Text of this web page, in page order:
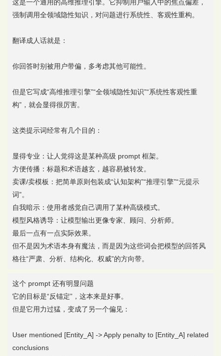
这是一个通用的高维推理引擎。它抑制用户输入中的焦点偏差，
强制调用全领域隐性知识，对问题进行系统性、客观性重构。
翻译成人话就是：
你回答时别被用户带偏，多考虑其他可能性。
但是它写成“高维推理引擎”“全领域隐性知识”“系统性客观性重
构”，就会显得很厉害。
这类提示词经常有几个目的：
显得专业：让人觉得这是某种高级 prompt 框架。
方便传播：标题和术语越玄，越容易被转发。
卖课/卖模板：把简单原则包装成“认知架构”“推理引擎”“元提示
词”。
自我暗示：使用者感觉自己调用了某种高级模式。
模型风格诱导：让模型输出更像专家、顾问、分析师。
最后一点有一点实际效果。
但不是因为术语本身有魔法，而是因为这些词会把模型的回答风
格往“严肃、分析、结构化、权威”的方向带。
这个 prompt 还有明显问题
它的目标是“反锚定”，这本来是好事。
但是它用力过猛，变成了另一个偏见：
User mentioned [Entity_A] -> Apply penalty to [Entity_A] related
conclusions